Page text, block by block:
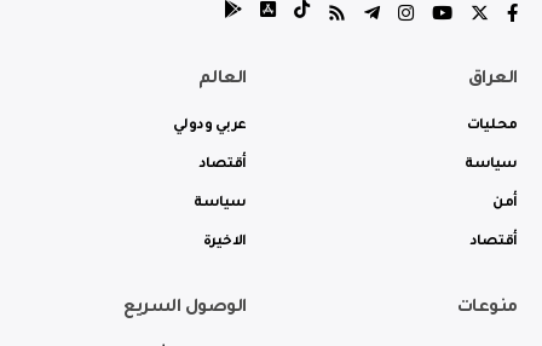
العراق
محليات
سياسة
أمن
أقتصاد
العالم
عربي ودولي
أقتصاد
سياسة
الاخيرة
منوعات الوصول السريع